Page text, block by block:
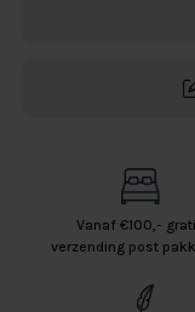
Vanaf €100,-
verzending post